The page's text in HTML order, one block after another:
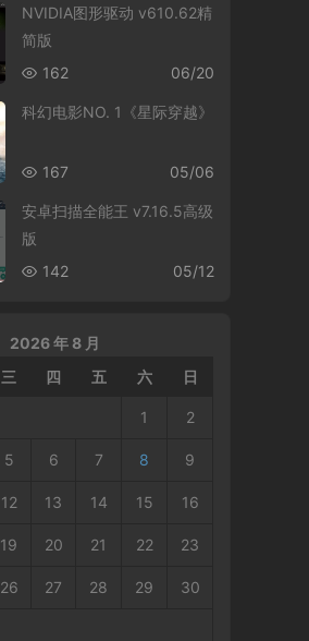
NVIDIA图形驱动 v610.62精
简版
06/20
162
科幻电影NO. 1《星际穿越》
05/06
167
安卓扫描全能王 v7.16.5高级
版
05/12
142
2026 年 8 月
三 四 五 六 日
1 2
5 6 7 8 9
12 13 14 15 16
19 20 21 22 23
26 27 28 29 30